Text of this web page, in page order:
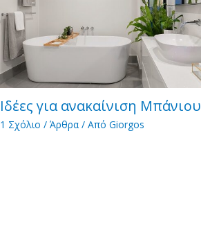
Ιδέες για ανακαίνιση Μπάνιου
1 Σχόλιο / Άρθρα/ Από Giorgos